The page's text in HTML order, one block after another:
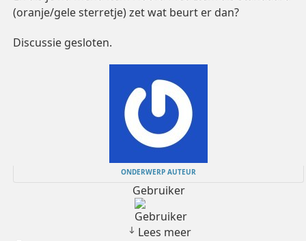
(oranje/gele sterretje) zet wat beurt er dan?
Discussie gesloten.
ONDERWERP AUTEUR
Gebruiker
Lees meer